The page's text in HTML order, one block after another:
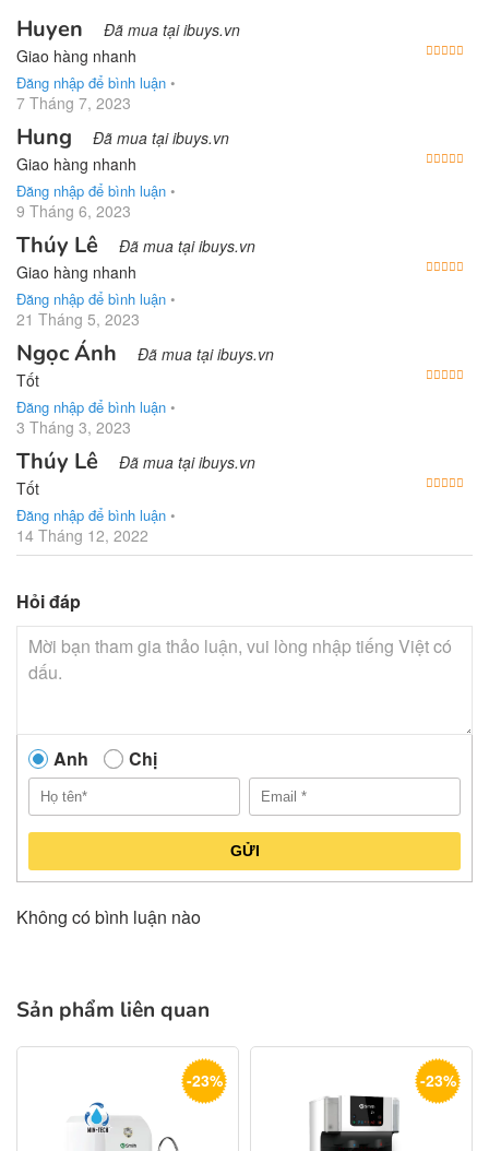
Huyen Đã mua tại ibuys.vn
Giao hàng nhanh
Đăng nhập để bình luận •
7 Tháng 7, 2023
Hung Đã mua tại ibuys.vn
Giao hàng nhanh
Đăng nhập để bình luận •
9 Tháng 6, 2023
Thúy Lê Đã mua tại ibuys.vn
Giao hàng nhanh
Đăng nhập để bình luận •
21 Tháng 5, 2023
Ngọc Ánh Đã mua tại ibuys.vn
Tốt
Đăng nhập để bình luận •
3 Tháng 3, 2023
Thúy Lê Đã mua tại ibuys.vn
Tốt
Đăng nhập để bình luận •
14 Tháng 12, 2022
Hỏi đáp
Anh Chị
GỬI
Không có bình luận nào
Sản phẩm liên quan
-23% -23%